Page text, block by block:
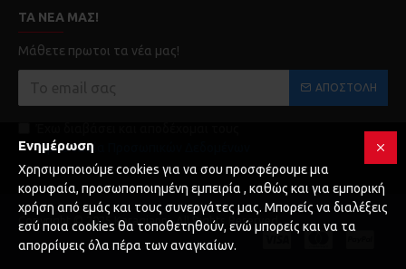
ΤΑ ΝΈΑ ΜΑΣ!
Μάθετε πρωτοι τα νέα μας!
ΑΠΟΣΤΟΛΉ
Προστασία Προσωπικών Δεδομένων
Copyright © 2025 Karagianni, All Rights Reserved
Ενημέρωση
Χρησιμοποιούμε cookies για να σου προσφέρουμε μια
κορυφαία, προσωποποιημένη εμπειρία , καθώς και για εμπορική
χρήση από εμάς και τους συνεργάτες μας. Μπορείς να διαλέξεις
εσύ ποια cookies θα τοποθετηθούν, ενώ μπορείς και να τα
απορρίψεις όλα πέρα των αναγκαίων.